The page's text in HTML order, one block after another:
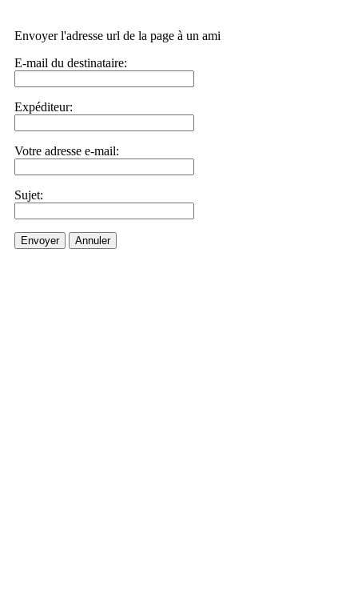
Envoyer l'adresse url de la page à un ami
E-mail du destinataire:
Expéditeur:
Votre adresse e-mail:
Sujet:
Envoyer Annuler